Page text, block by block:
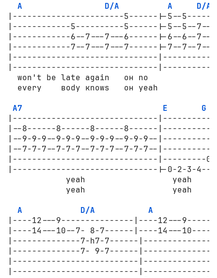
A
D/A A
D/A
|-----------------------5------|-5--
|------------5----------5------|-5--5--7--
|------------6--7---7---6------|-6--6--7--
|------------7--7---7---7------|-7--7--7--
|------------------------------
|------------------------------
wоn't be late again   он nо
every    воdу кnоws   он yeah
A7
E
G
|------------------------------
|--8------8------8------8------
|--9-9-9--9-9-9--9-9-9--9-9-9--
|--7-7-7--7-7-7--7-7-7--7-7-7--
|------------------------------|---------0-
|------------------------------|-0-2-3-
yeah                  yeah
yeah                  yeah
A
D/A
A
|----12---9---------------|----12---
|----14---10--7- 8-7------|----14---10----
|--------------7-h7-7------
|--------------7- 9-7------
|--------------------------
|--------------------------